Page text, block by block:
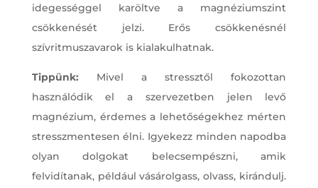
idegességgel karöltve a magnéziumszint
csökkenését jelzi. Erős csökkenésnél
szívritmuszavarok is kialakulhatnak.
Tippünk: Mivel a stressztől fokozottan
használódik el a szervezetben jelen levő
magnézium, érdemes a lehetőségekhez mérten
stresszmentesen élni. Igyekezz minden napodba
olyan dolgokat belecsempészni, amik
felvidítanak, például vásárolgass, olvass, kirándulj.